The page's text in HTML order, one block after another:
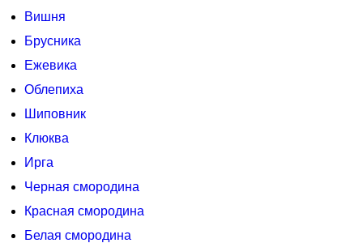
Вишня
Брусника
Ежевика
Облепиха
Шиповник
Клюква
Ирга
Черная смородина
Красная смородина
Белая смородина